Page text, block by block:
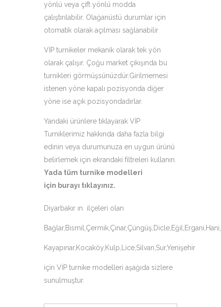
yönlü veya çift yönlü modda
çalıştırılabilir. Olağanüstü durumlar için
otomatik olarak açılması sağlanabilir
VİP turnikeler mekanik olarak tek yön
olarak çalışır. Çoğu market çıkışında bu
turnikleri görmüşsünüzdür.Girilmemesi
istenen yöne kapalı pozisyonda diğer
yöne ise açık pozisyondadırlar.
Yandaki ürünlere tıklayarak VİP
Turniklerimiz hakkında daha fazla bilgi
edinin veya durumunuza en uygun ürünü
belirlemek için ekrandaki filtreleri kullanın.
Yada tüm turnike modelleri
için burayı tıklayınız.
Diyarbakır ın ilçeleri olan
Kayapınar,Kocaköy,Kulp,Lice,Silvan,Sur,Yenişehir
için VİP turnike modelleri aşağıda sizlere
sunulmuştur.